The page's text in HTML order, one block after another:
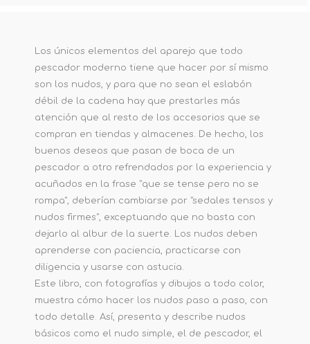
Los únicos elementos del aparejo que todo
pescador moderno tiene que hacer por sí mismo
son los nudos, y para que no sean el eslabón
débil de la cadena hay que prestarles más
atención que al resto de los accesorios que se
compran en tiendas y almacenes. De hecho, los
buenos deseos que pasan de boca de un
pescador a otro refrendados por la experiencia y
acuñados en la frase "que se tense pero no se
rompa", deberían cambiarse por "sedales tensos y
nudos firmes", exceptuando que no basta con
dejarlo al albur de la suerte. Los nudos deben
aprenderse con paciencia, practicarse con
diligencia y usarse con astucia.
Este libro, con fotografías y dibujos a todo color,
muestra cómo hacer los nudos paso a paso, con
todo detalle. Así, presenta y describe nudos
básicos como el nudo simple, el de pescador, el